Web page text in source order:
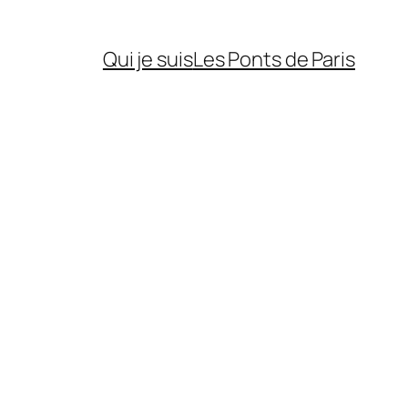
Qui je suisLes Ponts de Paris